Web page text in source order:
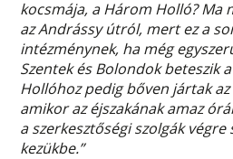
kocsmája, a Három Holló? Ma
az Andrássy útról, mert ez a
intézménynek, ha még
Szentek és Bolondok beteszik
Hollóhoz pedig bőven jártak
amikor az éjszakának amaz
a szerkesztőségi szolgák
kezükbe.”